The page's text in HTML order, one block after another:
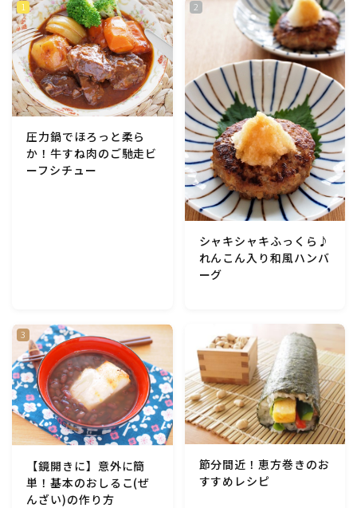
圧力鍋でほろっと柔ら
か！牛すね肉のご馳走ビ
ーフシチュー
シャキシャキふっくら♪
れんこん入り和風ハンバ
ーグ
【鏡開きに】意外に簡
単！基本のおしるこ(ぜ
んざい)の作り方
節分間近！恵方巻きのお
すすめレシピ